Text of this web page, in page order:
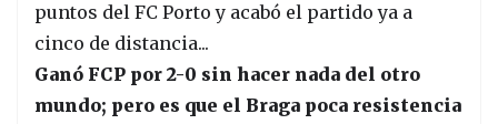
puntos del FC Porto y acabó el partido ya a
cinco de distancia...
Ganó FCP por 2-0 sin hacer nada del otro
mundo; pero es que el Braga poca resistencia